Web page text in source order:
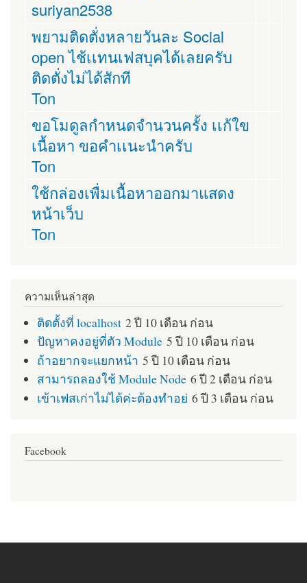
suriyan2538
พยามติดตั่งหลายวันละ Social
open ไช้เเทนเฟสบุคได้เลยครับ
ติดตั่งไม่ได้สักที
Ton
ขอโมดูลกำหนดจำนวนครั้ง เเก้ใข
เนื้อหา ขอคำเเนะนำครับ
Ton
ใช้กล่องเพื่มเนื้อหาออกมาแสดง
หน้าเว็บ
Ton
ความเห็นล่าสุด
ติดตั้งที่ localhost 2 ปี 10 เดือน ก่อน
ปัญหาคงอยู่ที่ตัว Module 5 ปี 10 เดือน ก่อน
ถ้าอยากจะแยกหน้า 5 ปี 10 เดือน ก่อน
สามารถลองใช้ Module Node 6 ปี 2 เดือน ก่อน
เข้าเฟสเก่าไม่ได้ค่ะต้องทำอย่ 6 ปี 3 เดือน ก่อน
Facebook